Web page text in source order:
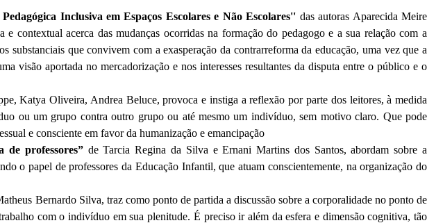
Inclusiva em Espaços Escolares e Não Escolares'' das autoras Aparecida Meire
acerca das mudanças ocorridas na formação do pedagogo e a sua relação com a
que convivem com a exasperação da contrarreforma da educação, uma vez que a
visão aportada no mercadorização e nos interesses resultantes da disputa entre o público e o
Katya Oliveira, Andrea Beluce, provoca e instiga a reflexão por parte dos leitores, à medida
ou um grupo contra outro grupo ou até mesmo um indivíduo, sem motivo claro. Que pode
e consciente em favor da humanização e emancipação
de professores” de Tarcia Regina da Silva e Ernani Martins dos Santos, abordam sobre a
o papel de professores da Educação Infantil, que atuam conscientemente, na organização do
Bernardo Silva, traz como ponto de partida a discussão sobre a corporalidade no ponto de
com o indivíduo em sua plenitude. É preciso ir além da esfera e dimensão cognitiva, tão